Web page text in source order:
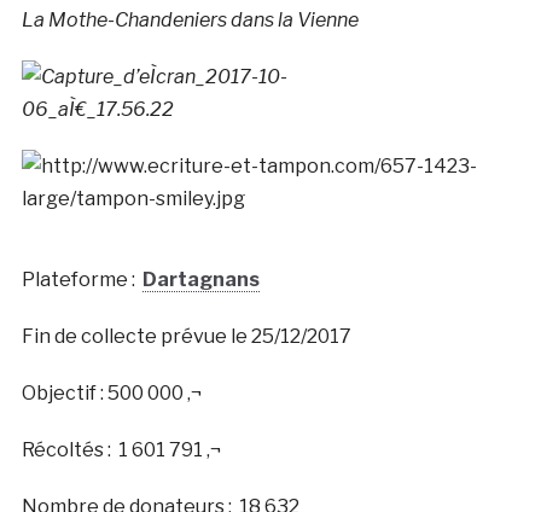
La Mothe-Chandeniers dans la Vienne
Plateforme : Dartagnans
Fin de collecte prévue le 25/12/2017
Objectif : 500 000 ‚¬
Récoltés : 1 601 791 ‚¬
Nombre de donateurs : 18 632